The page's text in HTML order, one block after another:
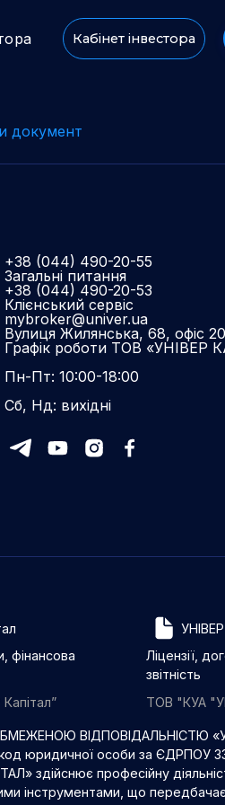
Кабінет інвестора
документ
+38 (044) 490-20-55
Загальні питання
+38 (044) 490-20-53
Клієнський сервіс
mybroker@univer.ua
Вулиця Жилянська, 68, офіс
Графік роботи ТОВ «УНІВЕР
Пн-Пт: 10:00-18:00
Сб, Нд: вихідні
фінансова
Ліцензії,
звітність
ТОВ "КУА
ВІДПОВІДАЛЬНІСТЮ
код юридичної особи за ЄДРПОУ
здійснює професійну
інструментами, що